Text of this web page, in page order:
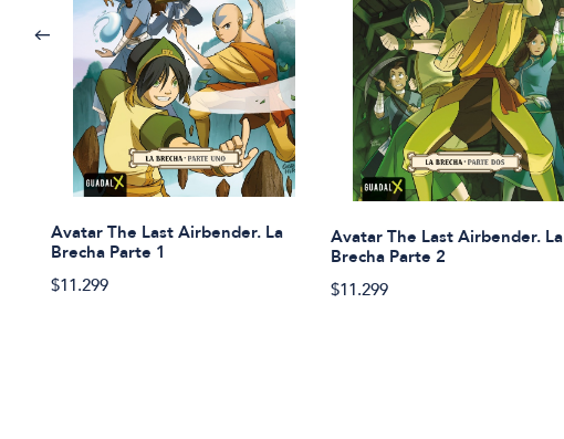
Avatar The Last Airbender. La
Brecha Parte 1
$11.299
Avatar The Last Airbender. La
Brecha Parte 2
$11.299